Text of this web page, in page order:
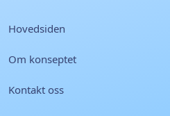
Hovedsiden
Om konseptet
Kontakt oss